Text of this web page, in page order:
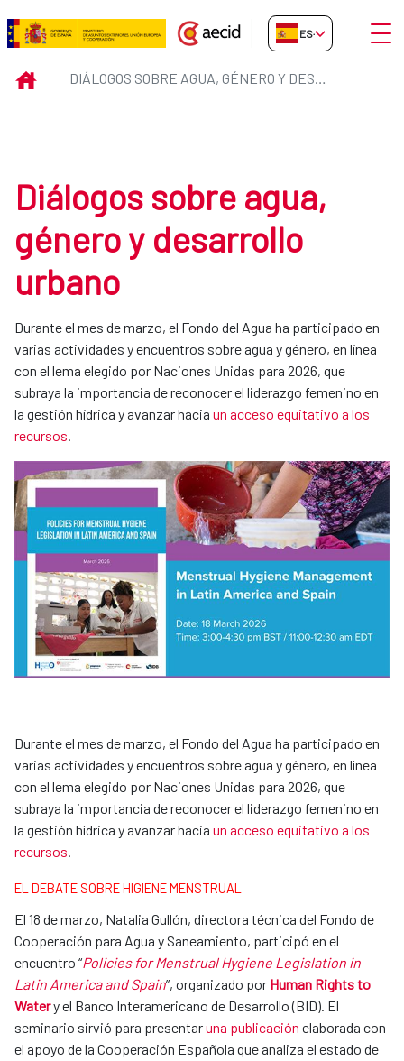
Saltar al contenido principal
Diálogos sobre agua, género y
ES-ES Abrir
INICIO DIÁLOGOS SOBRE AGUA, GÉNERO Y DESARROLLO URBANO
Diálogos sobre agua,
género y desarrollo
urbano
Durante el mes de marzo, el Fondo del Agua ha participado en
varias actividades y encuentros sobre agua y género, en línea
con el lema elegido por Naciones Unidas para 2026, que
subraya la importancia de reconocer el liderazgo femenino en
la gestión hídrica y avanzar hacia un acceso equitativo a los
recursos.
Durante el mes de marzo, el Fondo del Agua ha participado en
varias actividades y encuentros sobre agua y género, en línea
con el lema elegido por Naciones Unidas para 2026, que
subraya la importancia de reconocer el liderazgo femenino en
la gestión hídrica y avanzar hacia un acceso equitativo a los
recursos.
EL DEBATE SOBRE HIGIENE MENSTRUAL
El 18 de marzo, Natalia Gullón, directora técnica del Fondo de
Cooperación para Agua y Saneamiento, participó en el
encuentro “Policies for Menstrual Hygiene Legislation in
Latin America and Spain”, organizado por Human Rights to
Watery el Banco Interamericano de Desarrollo (BID). El
seminario sirvió para presentaruna publicación elaborada con
el apoyo de la Cooperación Española que analiza el estado de